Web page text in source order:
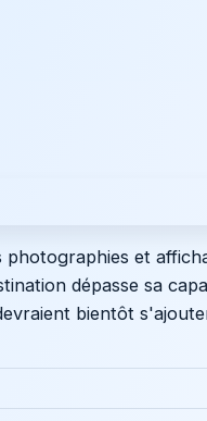
et
dépasse sa
bientôt